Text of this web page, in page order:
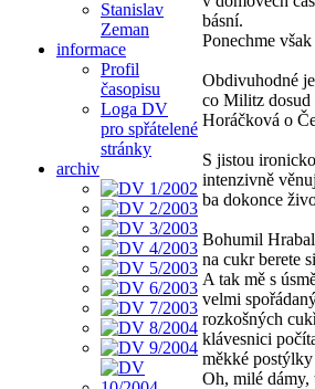
Stanislav
Zeman
informace
Profil
časopisu
Loga DV
pro spřátelené
stránky
archiv
básní.
Ponechme
Obdivuhodné
co Militz dosud
Horáčková o
S jistou
intenzivně
ba dokonce
Bohumil
na cukr berete
A tak mě s
velmi
rozkošných
klávesnici
měkké
Oh, milé dámy,